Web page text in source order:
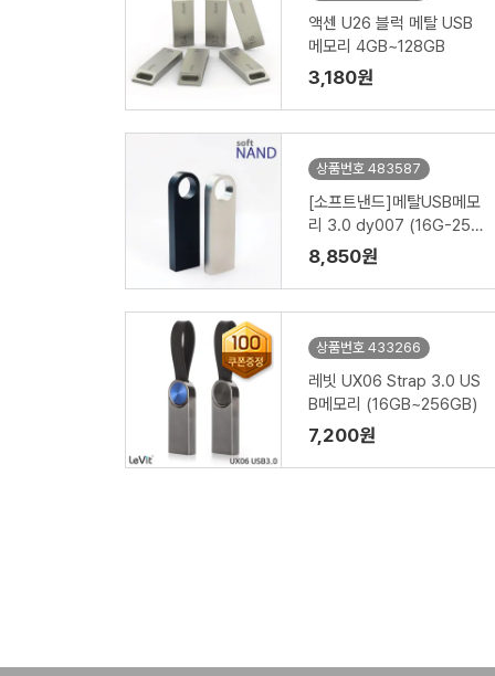
액센 U26 블럭 메탈 USB
메모리 4GB~128GB
3,180원
상품번호 483587
[소프트낸드]메탈USB메모
리 3.0 dy007 (16G-256
G)
8,850원
상품번호 433266
레빗 UX06 Strap 3.0 US
B메모리 (16GB~256GB)
7,200원